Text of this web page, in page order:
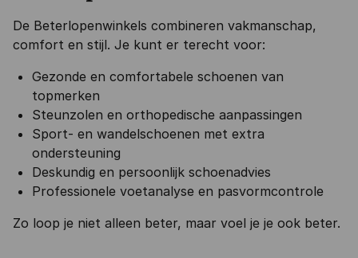
De Beterlopenwinkels combineren vakmanschap,
comfort en stijl. Je kunt er terecht voor:
Gezonde en comfortabele schoenen van
topmerken
Steunzolen en orthopedische aanpassingen
Sport- en wandelschoenen met extra
ondersteuning
Deskundig en persoonlijk schoenadvies
Professionele voetanalyse en pasvormcontrole
Zo loop je niet alleen beter, maar voel je je ook beter.